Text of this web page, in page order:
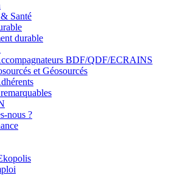
Santé
durable
BDF/QDF/ECRAINS
et Géosourcés
nous ?